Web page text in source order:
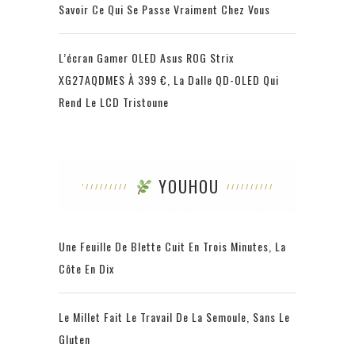
Savoir Ce Qui Se Passe Vraiment Chez Vous
L’écran Gamer OLED Asus ROG Strix
XG27AQDMES À 399 €, La Dalle QD-OLED Qui
Rend Le LCD Tristoune
YOUHOU
Une Feuille De Blette Cuit En Trois Minutes, La
Côte En Dix
Le Millet Fait Le Travail De La Semoule, Sans Le
Gluten